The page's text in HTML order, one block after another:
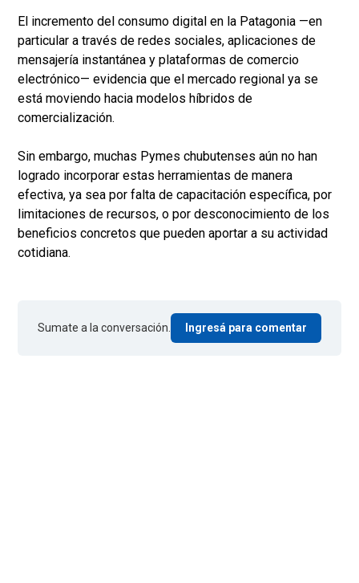
El incremento del consumo digital en la Patagonia —en
particular a través de redes sociales, aplicaciones de
mensajería instantánea y plataformas de comercio
electrónico— evidencia que el mercado regional ya se
está moviendo hacia modelos híbridos de
comercialización.
Sin embargo, muchas Pymes chubutenses aún no han
logrado incorporar estas herramientas de manera
efectiva, ya sea por falta de capacitación específica, por
limitaciones de recursos, o por desconocimiento de los
beneficios concretos que pueden aportar a su actividad
cotidiana.
Sumate a la conversación. Ingresá para comentar